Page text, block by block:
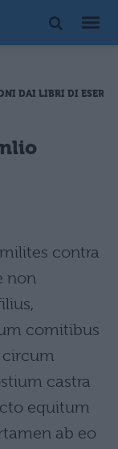
DAI LIBRI DI
contra
non
comitibus
circum
castra
equitum
ab eo